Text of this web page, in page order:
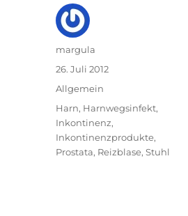
Autor
margula
Veröffentlicht
am
26. Juli 2012
Kategorien
Allgemein
Schlagwörter
Harn, Harnwegsinfekt,
Inkontinenz,
Inkontinenzprodukte,
Prostata, Reizblase,Stuhl